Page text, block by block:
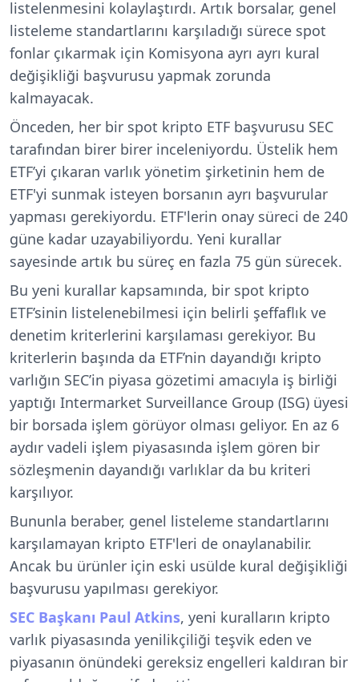
listelenmesini kolaylaştırdı. Artık borsalar, genel
listeleme standartlarını karşıladığı sürece spot
fonlar çıkarmak için Komisyona ayrı ayrı kural
değişikliği başvurusu yapmak zorunda
kalmayacak.
Önceden, her bir spot kripto ETF başvurusu SEC
tarafından birer birer inceleniyordu. Üstelik hem
ETF’yi çıkaran varlık yönetim şirketinin hem de
ETF'yi sunmak isteyen borsanın ayrı başvurular
yapması gerekiyordu. ETF'lerin onay süreci de 240
güne kadar uzayabiliyordu. Yeni kurallar
sayesinde artık bu süreç en fazla 75 gün sürecek.
Bu yeni kurallar kapsamında, bir spot kripto
ETF’sinin listelenebilmesi için belirli şeffaflık ve
denetim kriterlerini karşılaması gerekiyor. Bu
kriterlerin başında da ETF’nin dayandığı kripto
varlığın SEC’in piyasa gözetimi amacıyla iş birliği
yaptığı Intermarket Surveillance Group (ISG) üyesi
bir borsada işlem görüyor olması geliyor. En az 6
aydır vadeli işlem piyasasında işlem gören bir
sözleşmenin dayandığı varlıklar da bu kriteri
karşılıyor.
Bununla beraber, genel listeleme standartlarını
karşılamayan kripto ETF'leri de onaylanabilir.
Ancak bu ürünler için eski usülde kural değişikliği
başvurusu yapılması gerekiyor.
SEC Başkanı Paul Atkins, yeni kuralların kripto
varlık piyasasında yenilikçiliği teşvik eden ve
piyasanın önündeki gereksiz engelleri kaldıran bir